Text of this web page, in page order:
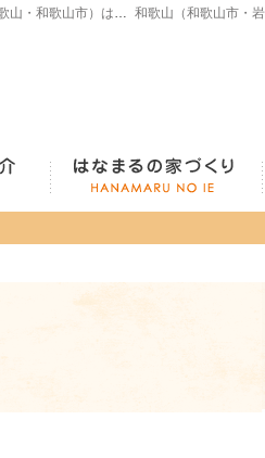
注文住宅・高気密高断熱・長期優良住宅・ZEH・耐震なら（和歌山・和歌山市）はなまるの家、白木工務店へ。モデルハウスも見学できます！